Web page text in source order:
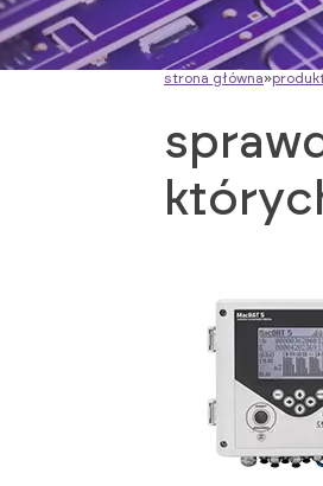
strona główna»